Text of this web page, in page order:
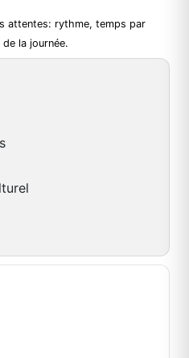
attentes: rythme, temps par
la journée.